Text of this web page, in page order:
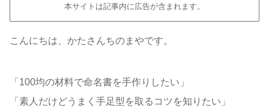
本サイトは記事内に広告が含まれます。
こんにちは、かたさんちのまやです。
「100均の材料で命名書を手作りしたい」
「素人だけどうまく手足型を取るコツを知りたい」